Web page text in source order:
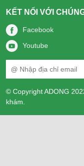
KẾT NỐI VỚI
Facebook
Youtube
© Copyright ADONG
khám.